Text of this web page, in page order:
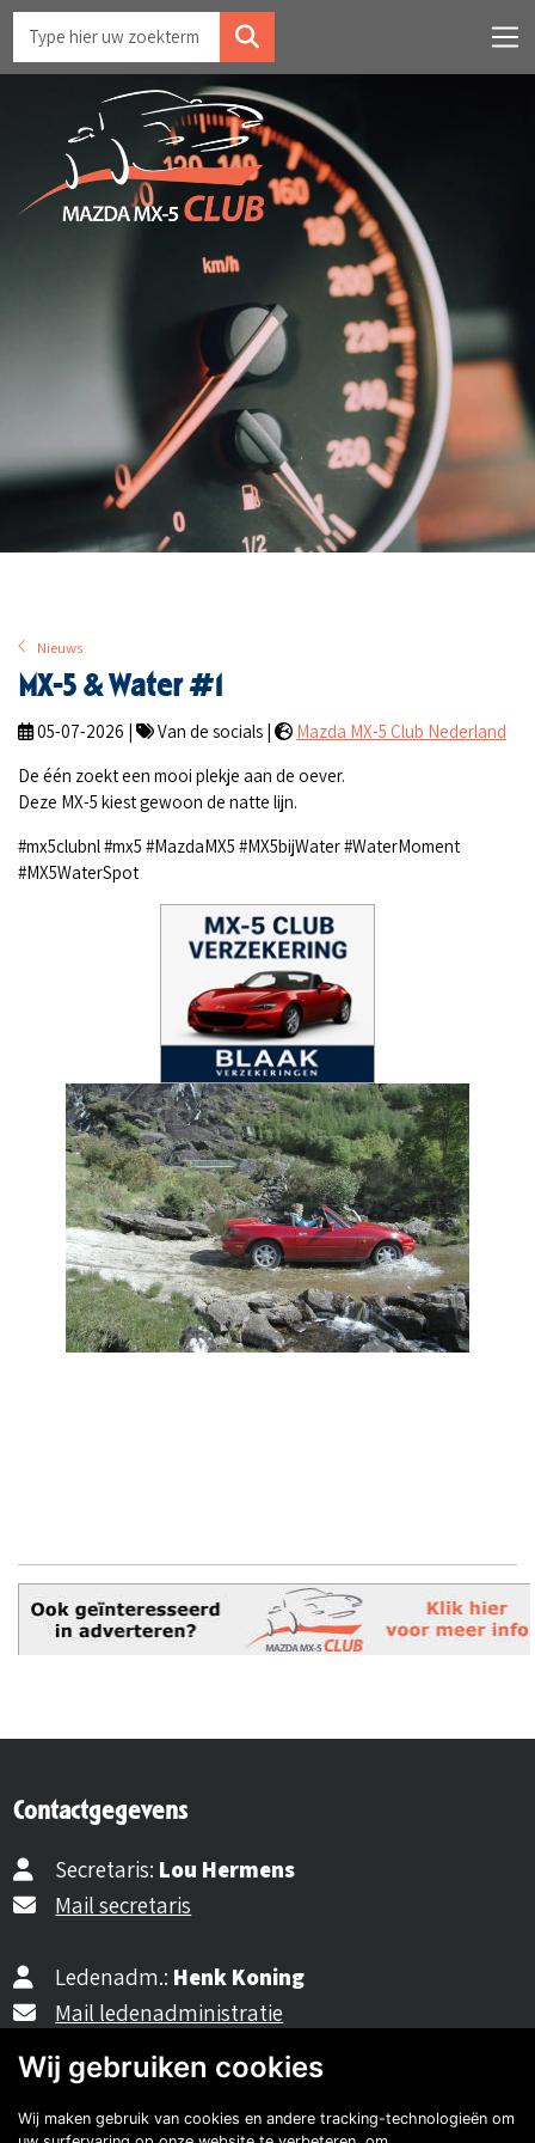
Nieuws
MX-5 & Water #1
05-07-2026 | Van de socials |
Mazda MX-5 Club Nederland
De één zoekt een mooi plekje aan de oever.
Deze MX-5 kiest gewoon de natte lijn.
#mx5clubnl #mx5 #MazdaMX5 #MX5bijWater #WaterMoment
#MX5WaterSpot
Contactgegevens
Secretaris: Lou Hermens
Mail secretaris
Ledenadm.: Henk Koning
Mail ledenadministratie
40482310
Wij gebruiken cookies
Wij maken gebruik van cookies en andere tracking-technologieën om